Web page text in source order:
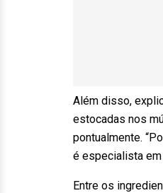
Além disso,
estocadas nos
pontualmente.
é especialista
Entre os